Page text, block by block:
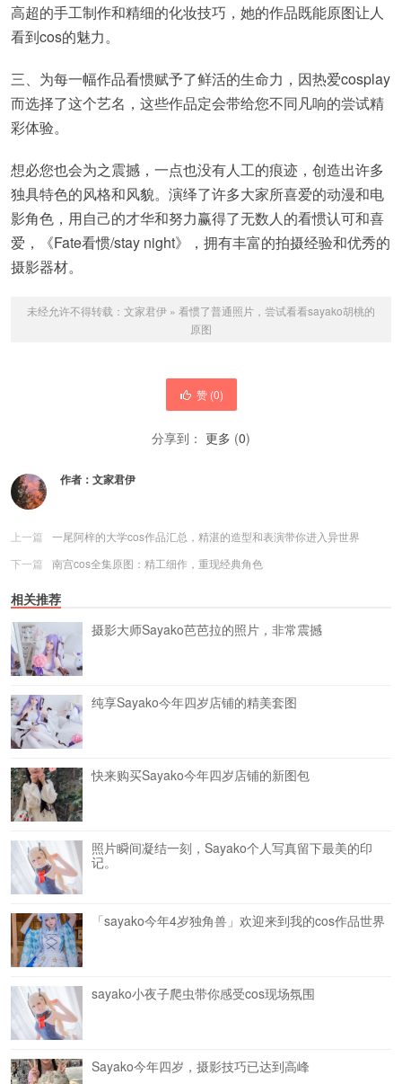
高超的手工制作和精细的化妆技巧，她的作品既能原图让人
看到cos的魅力。
三、为每一幅作品看惯赋予了鲜活的生命力，因热爱cosplay
而选择了这个艺名，这些作品定会带给您不同凡响的尝试精
彩体验。
想必您也会为之震撼，一点也没有人工的痕迹，创造出许多
独具特色的风格和风貌。演绎了许多大家所喜爱的动漫和电
影角色，用自己的才华和努力赢得了无数人的看惯认可和喜
爱，《Fate看惯/stay night》，拥有丰富的拍摄经验和优秀的
摄影器材。
未经允许不得转载： 文家君伊 » 看惯了普通照片，尝试看看sayako胡桃的
原图
赞 (0)
分享到： 更多 (0)
作者： 文家君伊
上一篇
一尾阿梓的大学cos作品汇总，精湛的造型和表演带你进入异世界
下一篇
南宫cos全集原图：精工细作，重现经典角色
相关推荐
摄影大师Sayako芭芭拉的照片，非常震撼
纯享Sayako今年四岁店铺的精美套图
快来购买Sayako今年四岁店铺的新图包
照片瞬间凝结一刻，Sayako个人写真留下最美的印
记。
「sayako今年4岁独角兽」欢迎来到我的cos作品世界
sayako小夜子爬虫带你感受cos现场氛围
Sayako今年四岁，摄影技巧已达到高峰